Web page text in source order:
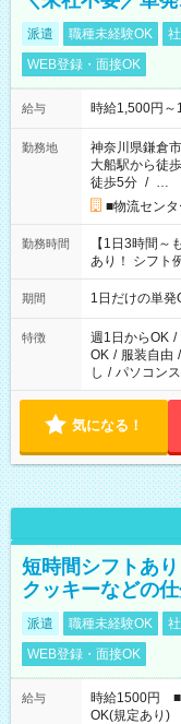
派遣 職種未経験OK
WEB登録・面接OK
給与 時給1,500円～
勤務地
神奈川県鎌倉市
大船駅から徒
徒歩5分 / …
■物流セン
勤務時間
【1日3時間～
あり！ シフ
▼18:00～
期間 1日だけの単
特徴 週1日からOK /
OK / 服装自由 /
し / パソコン
気になる！
短時間シフトあ
クッキーなどの
派遣 職種未経験OK
WEB登録・面接OK
給与
時給1500円 ■
OK(規定あり)